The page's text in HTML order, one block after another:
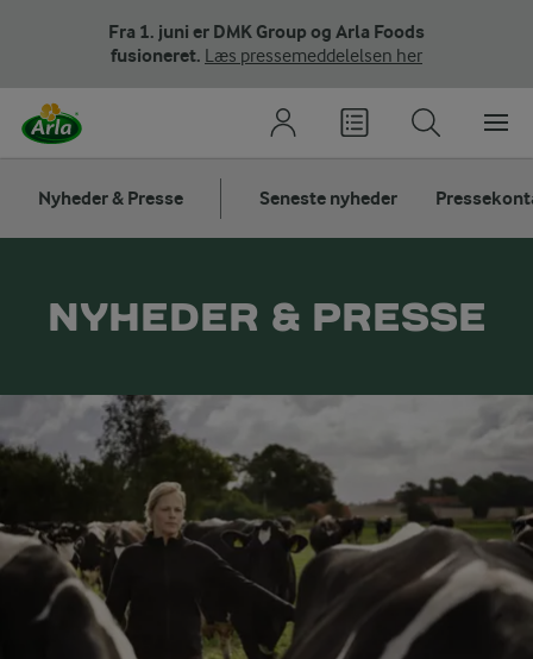
Fra 1. juni er DMK Group og Arla Foods
fusioneret. Læs pressemeddelelsen her
Nyheder & Presse Seneste nyheder
NYHEDER & PRESSE